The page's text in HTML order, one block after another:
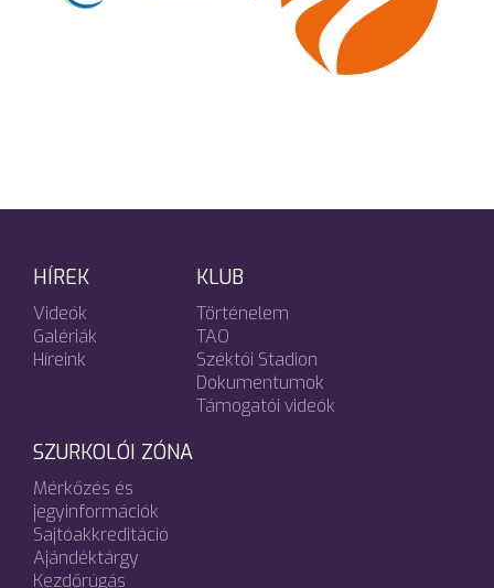
HÍREK
Videók
Galériák
Híreink
KLUB
Történelem
TAO
Széktói Stadion
Dokumentumok
Támogatói videók
SZURKOLÓI ZÓNA
Mérkőzés és
jegyinformációk
Sajtóakkreditáció
Ajándéktárgy
Kezdőrúgás